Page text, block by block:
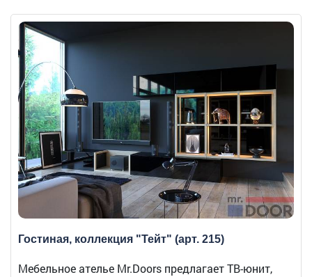
Гостиная, коллекция "Тейт" (арт. 215)
Мебельное ателье Mr.Doors предлагает ТВ-юнит,